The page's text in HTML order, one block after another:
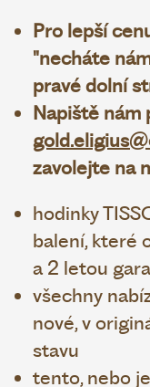
Pro lepší
"necháte
pravé dolní
Napiště nám
zavolejte na
hodinky
balení, které
a 2 letou
všechny
nové, v
stavu
tento, nebo